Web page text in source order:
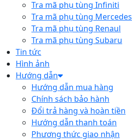
Tra mã phụ tùng Infiniti
Tra mã phụ tùng Mercedes
Tra mã phụ tùng Renaul
Tra mã phụ tùng Subaru
Tin tức
Hình ảnh
Hướng dẫn
Hướng dẫn mua hàng
Chính sách bảo hành
Đổi trả hàng và hoàn tiền
Hướng dẫn thanh toán
Phương thức giao nhận